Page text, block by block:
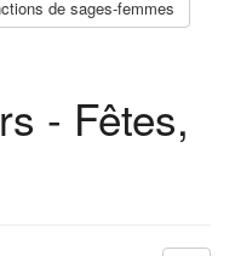
de sages-femmes
- Fêtes,